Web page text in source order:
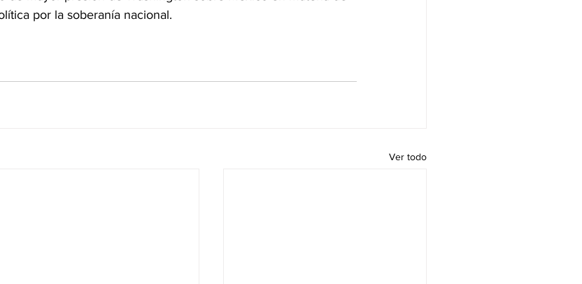
por la soberanía nacional.
Ver todo